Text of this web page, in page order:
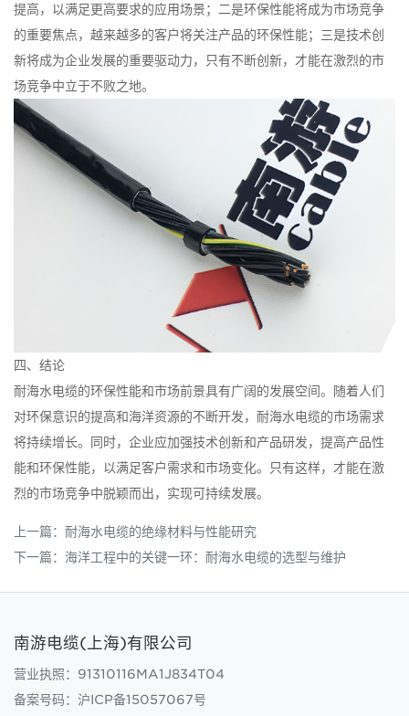
提高，以满足更高要求的应用场景；二是环保性能将成为市场竞争
的重要焦点，越来越多的客户将关注产品的环保性能；三是技术创
新将成为企业发展的重要驱动力，只有不断创新，才能在激烈的市
场竞争中立于不败之地。
四、结论
耐海水电缆的环保性能和市场前景具有广阔的发展空间。随着人们
对环保意识的提高和海洋资源的不断开发，耐海水电缆的市场需求
将持续增长。同时，企业应加强技术创新和产品研发，提高产品性
能和环保性能，以满足客户需求和市场变化。只有这样，才能在激
烈的市场竞争中脱颖而出，实现可持续发展。
上一篇： 耐海水电缆的绝缘材料与性能研究
下一篇： 海洋工程中的关键一环：耐海水电缆的选型与维护
南游电缆(上海)有限公司
营业执照：91310116MA1J834T04
备案号码： 沪ICP备15057067号